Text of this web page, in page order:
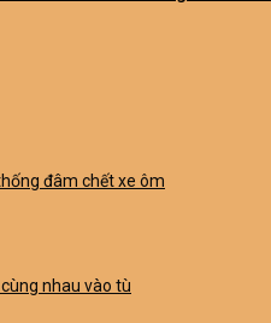
đâm chết xe ôm
nhau vào tù